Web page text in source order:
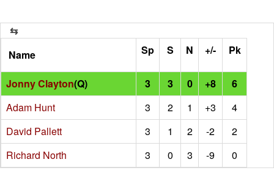
Name Sp S N +/- Pk
Jonny Clayton(Q) 3 3 0 +8
6
Adam Hunt
3 2 1 +3
4
David Pallett
3 1 2 -2
2
Richard North
3 0 3 -9 0